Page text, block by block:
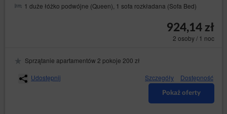
1 duże łóżko podwójne (Queen), 1 sofa rozkładana (Sofa Bed)
924,14 zł
2 osoby / 1 noc
Sprzątanie apartamentów 2 pokoje 200 zł
Udostępnij
Szczegóły Dostępność
Pokaż oferty